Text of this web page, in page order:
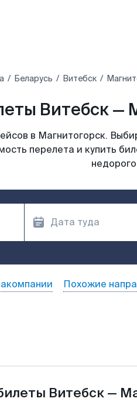
Беларусь Витебск
Витебск —
в Магнитогорск.
перелета и купить
Похожие
Витебск —